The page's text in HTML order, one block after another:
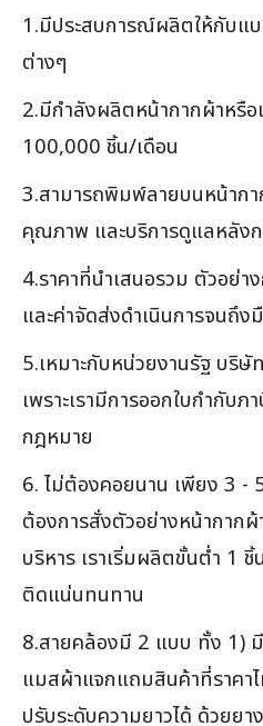
1.มีประสบการณ์ผลิตให้กับแ
ต่างๆ
2.มีกำลังผลิตหน้ากากผ้าหรื
100,000 ชิ้น/เดือน
3.สามารถพิมพ์ลายบนหน้าก
คุณภาพ และบริการดูแลหลังก
4.ราคาที่นำเสนอรวม ตัวอย่
และค่าจัดส่งดำเนินการจนถึง
5.เหมาะกับหน่วยงานรัฐ บริ
เพราะเรามีการออกใบกำกับ
กฎหมาย
6. ไม่ต้องคอยนาน เพียง 3 -
ต้องการสั่งตัวอย่างหน้ากาก
บริหาร เราเริ่มผลิตขั้นต่ำ 1
ติดแน่นทนทาน
8.สายคล้องมี 2 แบบ ทั้ง 1)
แมสผ้าแจกแถมสินค้าที่ราค
ปรับระดับความยาวได้ ด้วย